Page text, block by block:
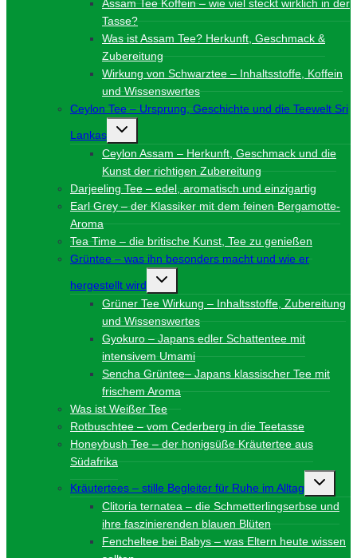
Assam Tee Koffein – wie viel steckt wirklich in der
Tasse?
Was ist Assam Tee? Herkunft, Geschmack &
Zubereitung
Wirkung von Schwarztee – Inhaltsstoffe, Koffein
und Wissenswertes
Ceylon Tee – Ursprung, Geschichte und die Teewelt Sri
Lankas
Untermenü
umschalten
Ceylon Assam – Herkunft, Geschmack und die
Kunst der richtigen Zubereitung
Darjeeling Tee – edel, aromatisch und einzigartig
Earl Grey – der Klassiker mit dem feinen Bergamotte-
Aroma
Tea Time – die britische Kunst, Tee zu genießen
Grüntee – was ihn besonders macht und wie er
hergestellt wird
Untermenü
umschalten
Grüner Tee Wirkung – Inhaltsstoffe, Zubereitung
und Wissenswertes
Gyokuro – Japans edler Schattentee mit
intensivem Umami
Sencha Grüntee– Japans klassischer Tee mit
frischem Aroma
Was ist Weißer Tee
Rotbuschtee – vom Cederberg in die Teetasse
Honeybush Tee – der honigsüße Kräutertee aus
Südafrika
Kräutertees – stille Begleiter für Ruhe im Alltag
Clitoria ternatea – die Schmetterlingserbse und
ihre faszinierenden blauen Blüten
Fencheltee bei Babys – was Eltern heute wissen